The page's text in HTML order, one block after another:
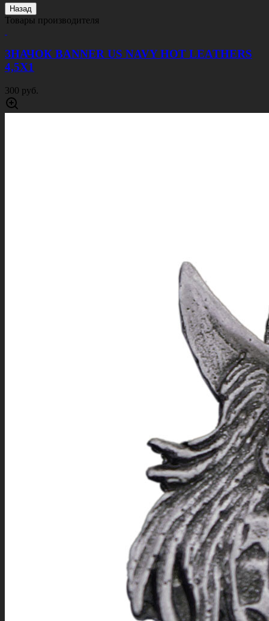
Назад
Товары производителя
ЗНАЧОК BANNER US NAVY HOT LEATHERS
4,5Х1
300 руб.